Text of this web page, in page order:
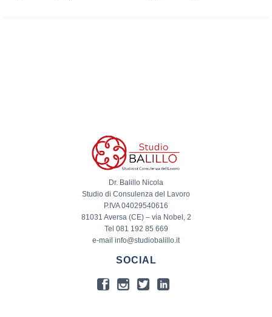
Dr. Balillo Nicola
Studio di Consulenza del Lavoro
P.IVA 04029540616
81031 Aversa (CE) – via Nobel, 2
Tel 081 192 85 669
e-mail info@studiobalillo.it
SOCIAL